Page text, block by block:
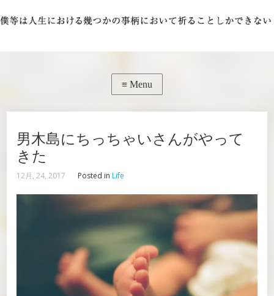
男木島にちっちゃいさんがやって
きた
12月, 24, 2017 Posted in Life